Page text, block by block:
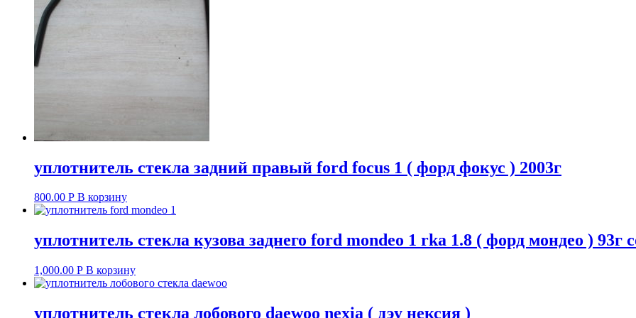
уплотнитель стекла задний правый ford focus 1 ( форд фокус ) 2003г
800.00 Р В корзину
уплотнитель стекла кузова заднего ford mondeo 1 rka 1.8 ( форд мондео ) 93г
1,000.00 Р В корзину
уплотнитель стекла лобового daewoo nexia ( дэу нексия )